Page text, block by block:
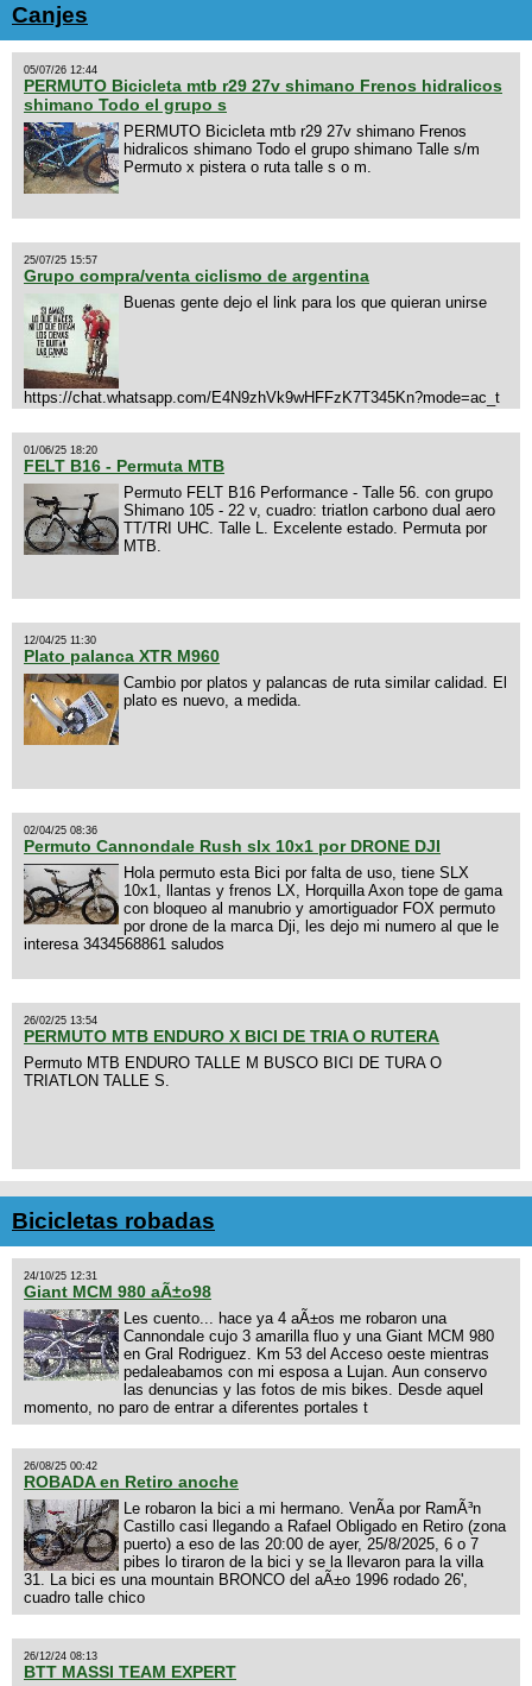
Canjes
05/07/26 12:44
PERMUTO Bicicleta mtb r29 27v shimano Frenos hidralicos
shimano Todo el grupo s
PERMUTO Bicicleta mtb r29 27v shimano Frenos
hidralicos shimano Todo el grupo shimano Talle s/m
Permuto x pistera o ruta talle s o m.
25/07/25 15:57
Grupo compra/venta ciclismo de argentina
Buenas gente dejo el link para los que quieran unirse
https://chat.whatsapp.com/E4N9zhVk9wHFFzK7T345Kn?mode=ac_t
01/06/25 18:20
FELT B16 - Permuta MTB
Permuto FELT B16 Performance - Talle 56. con grupo
Shimano 105 - 22 v, cuadro: triatlon carbono dual aero
TT/TRI UHC. Talle L. Excelente estado. Permuta por
MTB.
12/04/25 11:30
Plato palanca XTR M960
Cambio por platos y palancas de ruta similar calidad. El
plato es nuevo, a medida.
02/04/25 08:36
Permuto Cannondale Rush slx 10x1 por DRONE DJI
Hola permuto esta Bici por falta de uso, tiene SLX
10x1, llantas y frenos LX, Horquilla Axon tope de gama
con bloqueo al manubrio y amortiguador FOX permuto
por drone de la marca Dji, les dejo mi numero al que le
interesa 3434568861 saludos
26/02/25 13:54
PERMUTO MTB ENDURO X BICI DE TRIA O RUTERA
Permuto MTB ENDURO TALLE M BUSCO BICI DE TURA O
TRIATLON TALLE S.
Bicicletas robadas
24/10/25 12:31
Giant MCM 980 aÃ±o98
Les cuento... hace ya 4 aÃ±os me robaron una
Cannondale cujo 3 amarilla fluo y una Giant MCM 980
en Gral Rodriguez. Km 53 del Acceso oeste mientras
pedaleabamos con mi esposa a Lujan. Aun conservo
las denuncias y las fotos de mis bikes. Desde aquel
momento, no paro de entrar a diferentes portales t
26/08/25 00:42
ROBADA en Retiro anoche
Le robaron la bici a mi hermano. VenÃ­a por RamÃ³n
Castillo casi llegando a Rafael Obligado en Retiro (zona
puerto) a eso de las 20:00 de ayer, 25/8/2025, 6 o 7
pibes lo tiraron de la bici y se la llevaron para la villa
31. La bici es una mountain BRONCO del aÃ±o 1996 rodado 26',
cuadro talle chico
26/12/24 08:13
BTT MASSI TEAM EXPERT